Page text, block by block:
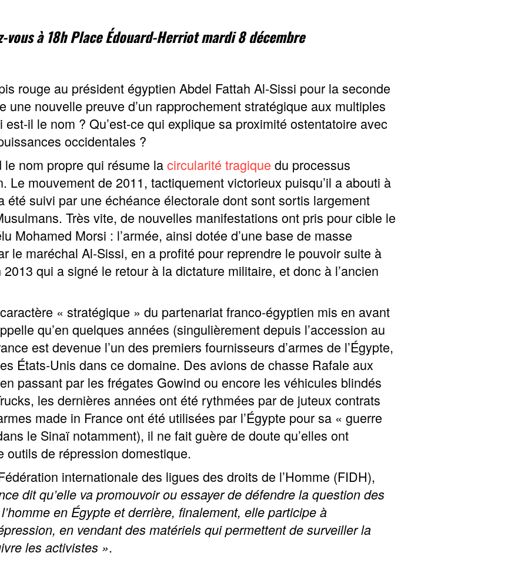
vous à 18h Place Édouard-Herriot mardi 8 décembre
rouge au président égyptien Abdel Fattah Al-Sissi pour la seconde
une nouvelle preuve d’un rapprochement stratégique aux multiples
il le nom ? Qu’est-ce qui explique sa proximité ostentatoire avec
occidentales ?
le nom propre qui résume lacircularité tragique du processus
Le mouvement de 2011, tactiquement victorieux puisqu’il a abouti à
été suivi par une échéance électorale dont sont sortis largement
Très vite, de nouvelles manifestations ont pris pour cible le
Mohamed Morsi : l’armée, ainsi dotée d’une base de masse
le maréchal Al-Sissi, en a profité pour reprendre le pouvoir suite à
2013 qui a signé le retour à la dictature militaire, et donc à l’ancien
« stratégique » du partenariat franco-égyptien mis en avant
qu’en quelques années (singulièrement depuis l’accession au
est devenue l’un des premiers fournisseurs d’armes de l’Égypte,
États-Unis dans ce domaine. Des avions de chasse Rafale aux
passant par les frégates Gowind ou encore les véhicules blindés
les dernières années ont été rythmées par de juteux contrats
made in France ont été utilisées par l’Égypte pour sa « guerre
le Sinaï notamment), il ne fait guère de doute qu’elles ont
outils de répression domestique.
internationale des ligues des droits de l’Homme (FIDH),
dit qu’elle va promouvoir ou essayer de défendre la question des
en Égypte et derrière, finalement, elle participe à
en vendant des matériels qui permettent de surveiller la
les activistes ».
Vous pourrez trouver plus d’informations